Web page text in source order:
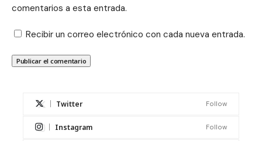
comentarios a esta entrada.
Recibir un correo electrónico con cada nueva entrada.
Twitter Follow
Instagram Follow